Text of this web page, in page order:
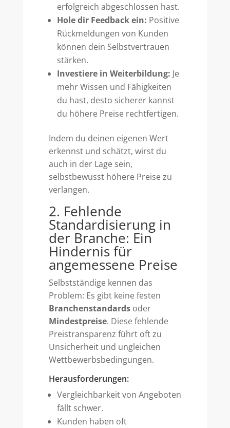
erfolgreich abgeschlossen hast.
Hole dir Feedback ein: Positive
Rückmeldungen von Kunden
können dein Selbstvertrauen
stärken.
Investiere in Weiterbildung: Je
mehr Wissen und Fähigkeiten
du hast, desto sicherer kannst
du höhere Preise rechtfertigen.
Indem du deinen eigenen Wert
erkennst und schätzt, wirst du
auch in der Lage sein,
selbstbewusst höhere Preise zu
verlangen.
2. Fehlende
Standardisierung in
der Branche: Ein
Hindernis für
angemessene Preise
Selbstständige kennen das
Problem: Es gibt keine festen
Branchenstandardsoder
Mindestpreise. Diese fehlende
Preistransparenz führt oft zu
Unsicherheit und ungleichen
Wettbewerbsbedingungen.
Herausforderungen:
Vergleichbarkeit von Angeboten
fällt schwer.
Kunden haben oft